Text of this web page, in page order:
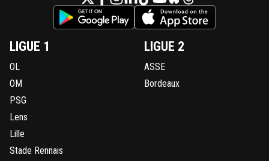
LIGUE 1
OL
OM
PSG
Lens
Lille
Stade Rennais
LIGUE 2
ASSE
Bordeaux